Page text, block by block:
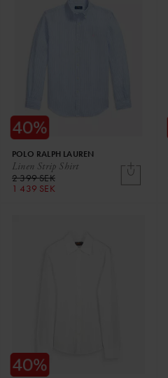
Linen Strip Shirt
POLO RALPH LAUREN
2 399 SEK
1 439 SEK